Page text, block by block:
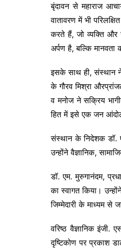
बृंदावन से महाराज
वातावरण में भी
करते हैं, जो व्यक्ति
अर्पण है, बल्कि मानवता
इसके साथ ही, संस्थान
के गौरव मिश्रा
व मनोज ने सक्रिय
हित में इसे एक जन
संस्थान के निदेशक डॉ.
उन्होंने वैज्ञानिक,
डॉ. एम. मुरुगानंदम,
का स्वागत किया।
जिम्मेदारी के माध्यम से
वरिष्ठ वैज्ञानिक
दृष्टिकोण पर प्रकाश